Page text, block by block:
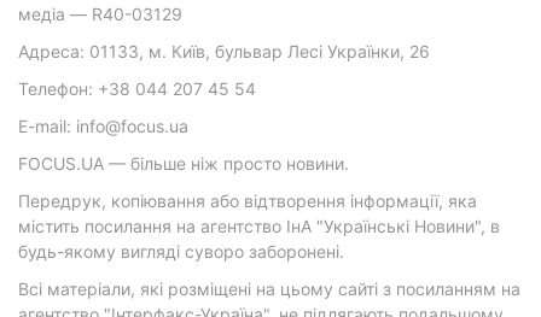
медіа — R40-03129
Адреса: 01133, м. Київ, бульвар Лесі Українки, 26
Телефон: +38 044 207 45 54
E-mail: info@focus.ua
FOCUS.UA — більше ніж просто новини.
Передрук, копіювання або відтворення інформації, яка
містить посилання на агентство ІнА "Українські Новини", в
будь-якому вигляді суворо заборонені.
Всі матеріали, які розміщені на цьому сайті з посиланням на